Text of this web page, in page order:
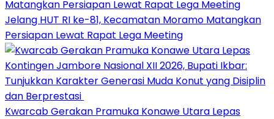
‎Jelang HUT RI ke-81, Kecamatan Moramo Matangkan
Persiapan Lewat Rapat Lega Meeting
‎Kwarcab Gerakan Pramuka Konawe Utara Lepas